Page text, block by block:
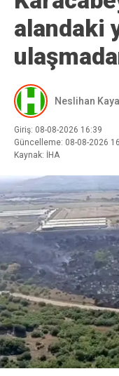
alandaki
Neslihan Kaya
Giriş: 08-08-2026 16:39
Güncelleme: 08-08-2026
Kaynak: İHA